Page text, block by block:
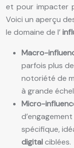
et pour impacter
Voici un aperçu
le domaine de l’
Macro-
parfois plus
notoriété de
à grande
Micro-
spécifique,
digitalciblées.